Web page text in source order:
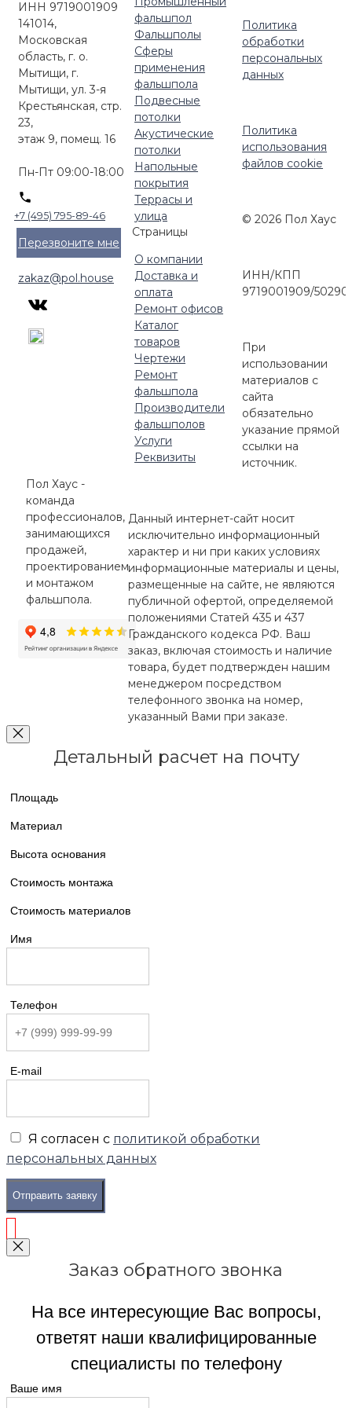
Фальшпол Россия
ИНН 9719001909
141014,
Московская
область, г. о.
Мытищи, г.
Мытищи, ул. 3-я
Крестьянская, стр.
23,
этаж 9, помещ. 16
Пн-Пт 09:00-18:00
+7 (495) 795-89-46
Перезвоните мне
zakaz@pol.house
фальшпол
Фальшполы
Сферы
применения
фальшпола
Подвесные
потолки
Акустические
потолки
Напольные
покрытия
Террасы и
улица
Страницы
О компании
Доставка и
оплата
Ремонт офисов
Каталог
товаров
Чертежи
Ремонт
фальшпола
Производители
фальшполов
Услуги
Реквизиты
Пол Хаус -
команда
профессионалов,
занимающихся
продажей,
проектированием
и монтажом
фальшпола.
Политика
обработки
персональных
данных
Политика
использования
файлов cookie
© 2026 Пол Хаус
ИНН/КПП
9719001909/
При
использовании
материалов с
сайта
обязательно
указание прямой
ссылки на
источник.
Данный интернет-сайт носит
исключительно информационный
характер и ни при каких условиях
информационные материалы и цены,
размещенные на сайте, не являются
публичной офертой, определяемой
положениями Статей 435 и 437
Гражданского кодекса РФ. Ваш
заказ, включая стоимость и наличие
товара, будет подтвержден нашим
менеджером посредством
телефонного звонка на номер,
указанный Вами при заказе.
Детальный расчет на почту
Площадь
Материал
Высота основания
Стоимость монтажа
Стоимость материалов
Имя
Телефон
E-mail
Я согласен с политикой обработки
персональных данных
Отправить заявку
Заказ обратного звонка
На все интересующие Вас вопросы,
ответят наши квалифицированные
специалисты по телефону
Ваше имя